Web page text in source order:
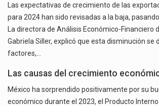
Las expectativas de crecimiento de las
para 2024 han sido revisadas a la baja, pasando
La directora de Análisis Económico-Financiero
Gabriela Siller, explicó que esta disminución se
factores,…
Las causas del crecimiento
México ha sorprendido positivamente por su
económico durante el 2023, el Producto